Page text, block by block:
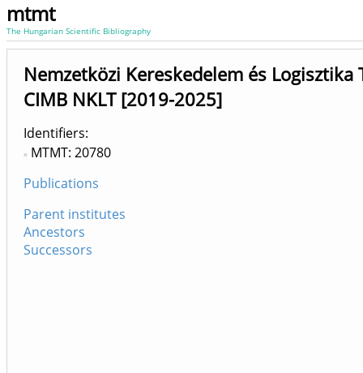
mtmt
The Hungarian Scientific Bibliography
Nemzetközi Kereskedelem és Logisztika
CIMB NKLT [2019-2025]
Identifiers
MTMT: 20780
Publications
Parent institutes
Ancestors
Successors